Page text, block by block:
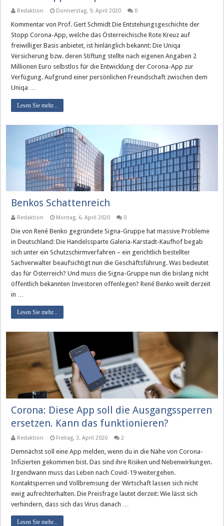
Redaktion Donnerstag, 9. April 2020 0
Kommentar von Prof. Gert Schmidt Die Entstehungsgeschichte der
Stopp Corona-App, welche das Österreichische Rote Kreuz auf
freiwilliger Basis anbietet, ist hinlänglich bekannt: Die Uniqa
Versicherung bzw. deren Stiftung stellte nach eigenen Angaben 2
Millionen Euro selbstlos für die Entwicklung der Corona-App zur
Verfügung. Aufgrund einer persönlichen Freundschaft zwischen dem
Uniqa …
Lesen Sie mehr...
Benkos Schattenreich
Redaktion Montag, 6. April 2020 0
Die von René Benko gegründete Signa-Gruppe hat massive Probleme
in Deutschland: Die Handelssparte Galeria-Karstadt-Kaufhof begab
sich unter ein Schutzschirmverfahren – ein gerichtlich bestellter
Sachverwalter beaufsichtigt nun die Geschäftsführung. Was bedeutet
das für Österreich? Und muss die Signa-Gruppe nun die bislang nicht
öffentlich bekannten Investoren offenlegen? René Benko weilt derzeit
in …
Lesen Sie mehr...
Corona: Diese App soll die Ausgangssperren
ersetzen. Kann das funktionieren?
Redaktion Freitag, 3. April 2020 2
Demnächst soll eine App melden, wenn du in die Nähe von Corona-
Infizierten gekommen bist. Das sind ihre Risiken und Nebenwirkungen.
Irgendwann muss das Leben nach Covid-19 weitergehen.
Kontaktsperren und Vollbremsung der Wirtschaft lassen sich nicht
ewig aufrechterhalten. Die Preisfrage lautet derzeit: Wie lässt sich
verhindern, dass sich das Virus danach …
Lesen Sie mehr...